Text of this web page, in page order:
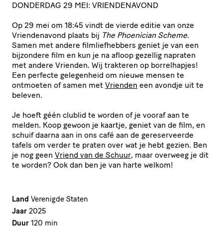
DONDERDAG 29 MEI: VRIENDENAVOND
Op 29 mei om 18:45 vindt de vierde editie van onze
Vrien­den­avond plaats bij The Phoenician Scheme.
Samen met andere film­lief­heb­bers geniet je van een
bijzondere film en kun je na afloop gezellig napraten
met andere Vrienden. Wij trakteren op borrelhapjes!
Een perfecte gelegenheid om nieuwe mensen te
ontmoeten of samen met Vrienden een avondje uit te
beleven.
Je hoeft géén clublid te worden of je vooraf aan te
melden. Koop gewoon je kaartje, geniet van de film, en
schuif daarna aan in ons café aan de gere­ser­veerde
tafels om verder te praten over wat je hebt gezien. Ben
je nog geen Vriend van de Schuur, maar overweeg je dit
te worden? Ook dan ben je van harte welkom!
Land Verenigde Staten
Jaar 2025
Duur 120 min